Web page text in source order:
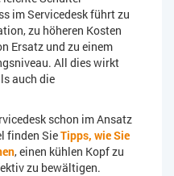
im Servicedesk führt zu
zu höheren Kosten
Ersatz und zu einem
All dies wirkt
auch die
schon im Ansatz
finden SieTipps, wie Sie
, einen kühlen Kopf zu
zu bewältigen.